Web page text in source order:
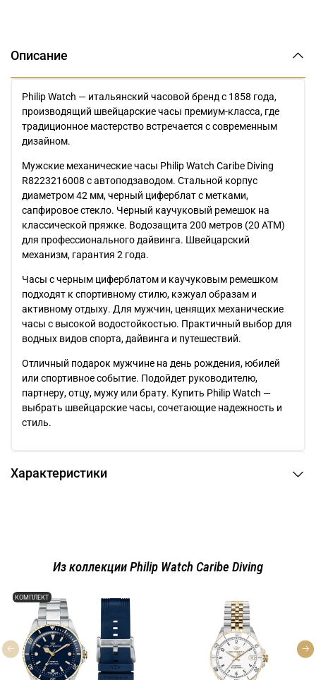
Описание
Philip Watch — итальянский часовой бренд с 1858 года,
производящий швейцарские часы премиум-класса, где
традиционное мастерство встречается с современным
дизайном.
Мужские механические часы Philip Watch Caribe Diving
R8223216008 с автоподзаводом. Стальной корпус
диаметром 42 мм, черный циферблат с метками,
сапфировое стекло. Черный каучуковый ремешок на
классической пряжке. Водозащита 200 метров (20 АТМ)
для профессионального дайвинга. Швейцарский
механизм, гарантия 2 года.
Часы с черным циферблатом и каучуковым ремешком
подходят к спортивному стилю, кэжуал образам и
активному отдыху. Для мужчин, ценящих механические
часы с высокой водостойкостью. Практичный выбор для
водных видов спорта, дайвинга и путешествий.
Отличный подарок мужчине на день рождения, юбилей
или спортивное событие. Подойдет руководителю,
партнеру, отцу, мужу или брату. Купить Philip Watch —
выбрать швейцарские часы, сочетающие надежность и
стиль.
Характеристики
Из коллекции Philip Watch Caribe Diving
КОМПЛЕКТ